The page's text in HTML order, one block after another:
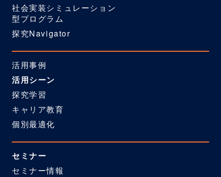
社会実装シミュレーション
型プログラム
探究Navigator
活用事例
活用シーン
探究学習
キャリア教育
個別最適化
セミナー
セミナー情報